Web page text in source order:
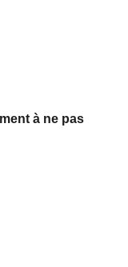
à ne pas